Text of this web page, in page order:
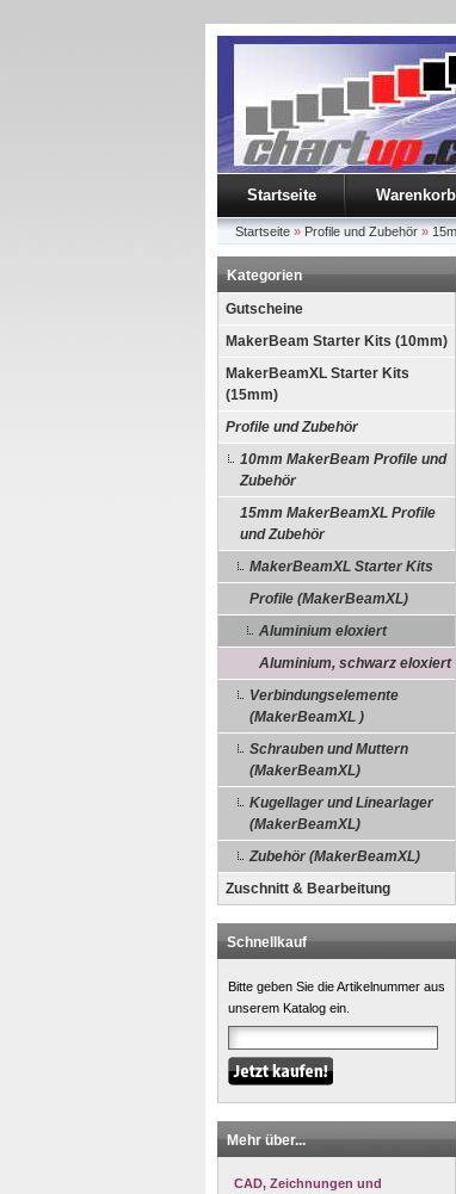
Startseite Warenkorb
Startseite » Profile und Zubehör »
Kategorien
Gutscheine
MakerBeam Starter Kits (10mm)
MakerBeamXL Starter Kits
(15mm)
Profile und Zubehör
10mm MakerBeam Profile und
Zubehör
15mm MakerBeamXL Profile
und Zubehör
MakerBeamXL Starter Kits
Profile (MakerBeamXL)
Aluminium eloxiert
Aluminium, schwarz eloxiert
Verbindungselemente
(MakerBeamXL )
Schrauben und Muttern
(MakerBeamXL)
Kugellager und Linearlager
(MakerBeamXL)
Zubehör (MakerBeamXL)
Zuschnitt & Bearbeitung
Schnellkauf
Bitte geben Sie die Artikelnummer aus
unserem Katalog ein.
Mehr über...
CAD, Zeichnungen und